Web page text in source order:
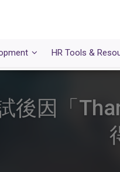
HR Tools &
後因「